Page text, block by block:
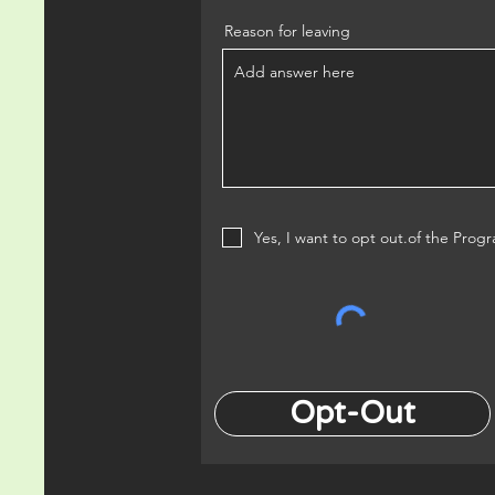
Reason for leaving
Yes, I want to opt out.of the
Opt-Out